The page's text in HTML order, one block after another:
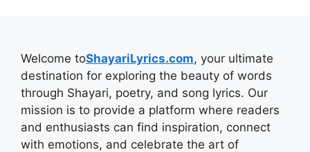
Welcome toShayariLyrics.com, your ultimate
destination for exploring the beauty of words
through Shayari, poetry, and song lyrics. Our
mission is to provide a platform where readers
and enthusiasts can find inspiration, connect
with emotions, and celebrate the art of